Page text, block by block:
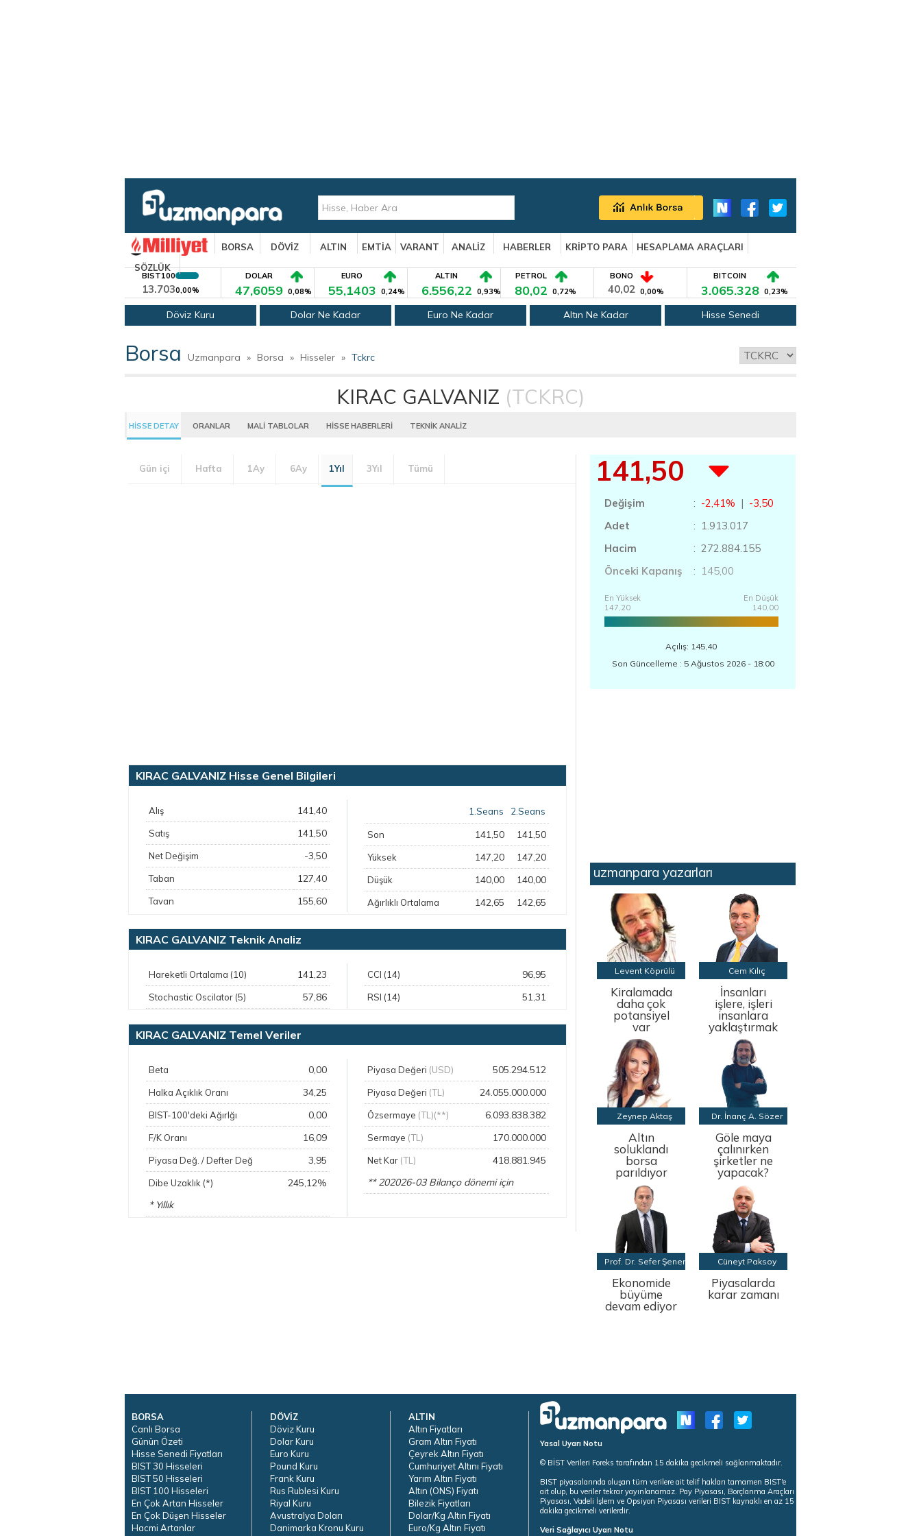
BORSA DÖVİZ ALTIN EMTİA VARANT ANALİZ HABERLER KRİPTO PARA
HESAPLAMA ARAÇLARI
SÖZLÜK
BIST100
13.7030,00%
DOLAR
47,6059 0,08%
EURO
55,1403 0,24%
ALTIN
6.556,22 0,93%
PETROL
80,02 0,72%
BONO
40,02 0,00%
BITCOIN
3.065.328 0,23%
Döviz Kuru Dolar Ne Kadar Euro Ne Kadar Altın Ne Kadar Hisse Senedi
Borsa Uzmanpara » Borsa » Hisseler » Tckrc
KIRAC GALVANIZ (TCKRC)
HİSSE DETAY ORANLAR MALİ TABLOLAR HİSSE HABERLERİ TEKNİK ANALİZ
Gün içi Hafta 1Ay 6Ay 1Yıl 3Yıl Tümü
KIRAC GALVANIZ Hisse Genel Bilgileri
Alış 141,40
Satış 141,50
Net Değişim -3,50
Taban 127,40
Tavan 155,60
1.Seans 2.Seans
Son 141,50 141,50
Yüksek 147,20 147,20
Düşük 140,00 140,00
Ağırlıklı Ortalama 142,65 142,65
KIRAC GALVANIZ Teknik Analiz
Hareketli Ortalama (10) 141,23
Stochastic Oscilator (5) 57,86
CCI (14) 96,95
RSI (14) 51,31
KIRAC GALVANIZ Temel Veriler
Beta 0,00
Halka Açıklık Oranı 34,25
BIST-100'deki Ağırlğı 0,00
F/K Oranı 16,09
Piyasa Değ. / Defter Değ 3,95
Dibe Uzaklık (*)
245,12%
* Yıllık
Piyasa Değeri (USD) 505.294.512
Piyasa Değeri (TL) 24.055.000.000
Özsermaye (TL)(**) 6.093.838.382
Sermaye (TL) 170.000.000
Net Kar (TL)
418.881.945
** 202026-03 Bilanço dönemi için
141,50
Değişim : -2,41% | -3,50
Adet
: 1.913.017
Hacim
: 272.884.155
Önceki Kapanış
: 145,00
En Yüksek
147,20
En Düşük
140,00
Açılış: 145,40
Son Güncelleme : 5 Ağustos 2026 - 18:00
uzmanpara yazarları
Levent Köprülü
Kiralamada
daha çok
potansiyel
var
Cem Kılıç
İnsanları
işlere, işleri
insanlara
yaklaştırmak
Zeynep Aktaş
Altın
soluklandı
borsa
parıldıyor
Dr. İnanç A. Sözer
Göle maya
çalınırken
şirketler ne
yapacak?
Prof. Dr. Sefer Şener
Ekonomide
büyüme
devam ediyor
Cüneyt Paksoy
Piyasalarda
karar zamanı
BORSA
Canlı Borsa
Günün Özeti
Hisse Senedi Fiyatları
BIST 30 Hisseleri
BIST 50 Hisseleri
BIST 100 Hisseleri
En Çok Artan Hisseler
En Çok Düşen Hisseler
Hacmi Artanlar
DÖVİZ
Döviz Kuru
Dolar Kuru
Euro Kuru
Pound Kuru
Frank Kuru
Rus Rublesi Kuru
Riyal Kuru
Avustralya Doları
Danimarka Kronu Kuru
ALTIN
Altın Fiyatları
Gram Altın Fiyatı
Çeyrek Altın Fiyatı
Cumhuriyet Altını Fiyatı
Yarım Altın Fiyatı
Altın (ONS) Fiyatı
Bilezik Fiyatları
Dolar/Kg Altın Fiyatı
Euro/Kg Altın Fiyatı
Yasal Uyarı Notu
© BİST Verileri Foreks tarafından 15 dakika gecikmeli sağlanmaktadır.
BIST piyasalarında oluşan tüm verilere ait telif hakları tamamen BIST'e
ait olup, bu veriler tekrar yayınlanamaz. Pay Piyasası, Borçlanma Araçları
Piyasası, Vadeli İşlem ve Opsiyon Piyasası verileri BIST kaynaklı en az 15
dakika gecikmeli verilerdir.
Veri Sağlayıcı Uyarı Notu